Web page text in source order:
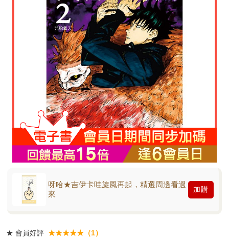
呀哈★吉伊卡哇旋風再起，精選周邊看過
來
加購
★ 會員好評 ★★★★★（1）